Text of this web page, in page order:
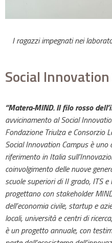
I ragazzi impegnati nei
Social
“Matera-MIND. Il filo rosso
avvicinamento al Social
Fondazione Triulza e Consorzio
Social Innovation Campus è
riferimento in Italia
coinvolgimento delle nuove
scuole superiori di II grado, ITS
progettano con stakeholder
dell’economia civile, startup e
locali, università e centri di
è un progetto annuale, con